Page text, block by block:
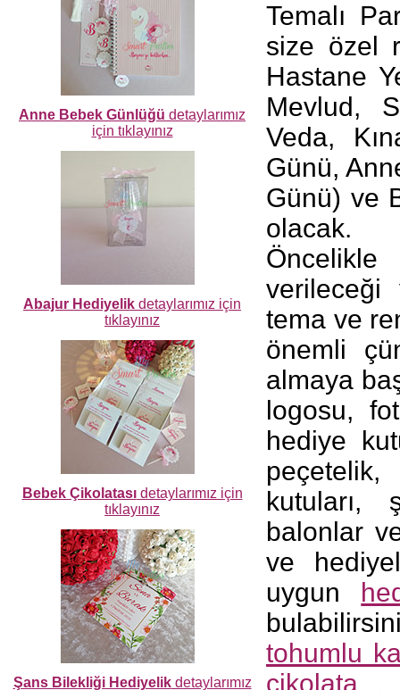
Anne Bebek Günlüğü detaylarımız
için tıklayınız
Abajur Hediyelik detaylarımız için
tıklayınız
Bebek Çikolatasıdetaylarımız için
tıklayınız
Şans Bilekliği Hediyelikdetaylarımız
Temalı
size özel
Hastane
Mevlud,
Veda,
Günü,
Günü) ve
olacak.
verileceği
tema ve
önemli
almaya
logosu,
hediye
kutuları,
balonlar
ve
uygun
tohumlu
çikolata ,